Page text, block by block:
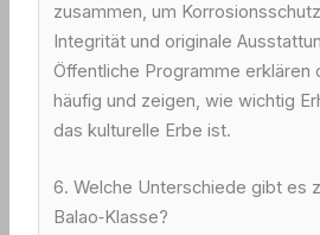
zusammen, um
Integrität und originale
Öffentliche Programme erklären
häufig und zeigen, wie wichtig
das kulturelle Erbe ist.
6. Welche Unterschiede gibt es
Balao‑Klasse?